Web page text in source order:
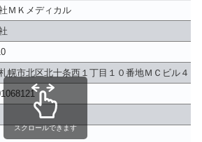
ＭＫメディカル
幌市北区北十条西１丁目１０番地ＭＣビル４Ｆ
スクロールできます